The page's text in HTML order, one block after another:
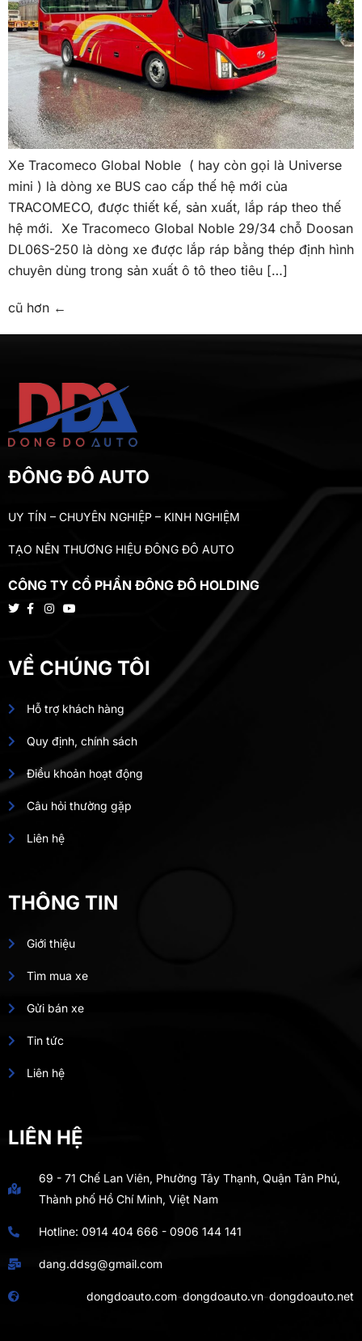
Xe Tracomeco Global Noble ( hay còn gọi là Universe
mini ) là dòng xe BUS cao cấp thế hệ mới của
TRACOMECO, được thiết kế, sản xuất, lắp ráp theo thế
hệ mới. Xe Tracomeco Global Noble 29/34 chỗ Doosan
DL06S-250 là dòng xe được lắp ráp bằng thép định hình
chuyên dùng trong sản xuất ô tô theo tiêu […]
cũ hơn ←
ĐÔNG ĐÔ AUTO
UY TÍN – CHUYÊN NGHIỆP – KINH NGHIỆM
TẠO NÊN THƯƠNG HIỆU ĐÔNG ĐÔ AUTO
CÔNG TY CỔ PHẦN ĐÔNG ĐÔ HOLDING
VỀ CHÚNG TÔI
Hỗ trợ khách hàng
Quy định, chính sách
Điều khoản hoạt động
Câu hỏi thường gặp
Liên hệ
THÔNG TIN
Giới thiệu
Tìm mua xe
Gửi bán xe
Tin tức
Liên hệ
LIÊN HỆ
69 - 71 Chế Lan Viên, Phường Tây Thạnh, Quận Tân Phú,
Thành phố Hồ Chí Minh, Việt Nam
Hotline: 0914 404 666 - 0906 144 141
dang.ddsg@gmail.com
dongdoauto.com-dongdoauto.vn-dongdoauto.net